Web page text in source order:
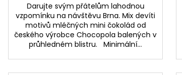
Darujte svým přátelům lahodnou
vzpomínku na návštěvu Brna. Mix devíti
motivů mléčných mini čokolád od
českého výrobce Chocopola balených v
průhledném blistru. Minimální...